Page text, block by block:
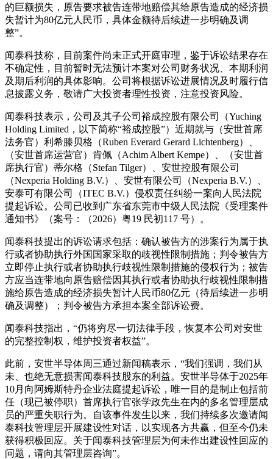
的巨额损失，原告要求被告连带地赔偿其给原告造成的经济损
失暂计为80亿元人民币，具体金额待后续进一步明确及调
整”。
闻泰科技称，目前案件尚未正式开庭审理，鉴于诉讼结果存在
不确定性，目前暂时无法预计本案对公司财务状况、本期利润
及期后利润的具体影响。公司将根据诉讼进展情况及时履行信
息披露义务，敬请广大投资者理性投资，注意投资风险。
闻泰科技表示，公司及其子公司裕成控股有限公司（Yuching
Holding Limited，以下简称“裕成控股”）近期就与（安世首席
法务官）利希滕贝格（Ruben Everard Gerard Lichtenberg）、
（安世首席运营官）肯佩（Achim Albert Kempe）、（安世首
席执行官）蒂尔格（Stefan Tilger）、安世控股有限公司
（Nexperia Holding B.V.）、安世有限公司（Nexperia B.V.）、
安泰可有限公司（ITEC B.V.）侵权责任纠纷一案向人民法院
提起诉讼。公司已收到广东省东莞市中级人民法院《受理案件
通知书》（案号：（2026）粤19 民初117 号）。
闻泰科技提出的诉讼请求包括：确认被告方的涉案行为属于执
行或者协助执行外国国家采取的歧视性限制措施；判令被告方
立即停止执行或者协助执行歧视性限制措施的侵权行为；被告
方应当连带地向原告赔偿因其执行或者协助执行歧视性限制措
施给原告造成的经济损失暂计人民币80亿元（待后续进一步明
确及调整）；判令被告方承担本案全部诉讼费。
闻泰科技指出，“仍将穷尽一切法律手段，恢复本公司对安世
的完整控制权，维护投资者权益”。
此前，安世半导体周三通过新闻稿表示，“我们强调，我们从
未、也绝无意损害闻泰科技股东的利益。安世半导体于2025年
10月向阿姆斯特丹企业法庭提起诉讼，唯一目的是制止包括前
任（现已被停职）首席执行官张学政先生在内的多名管理层成
员的严重失职行为。自该事件发生以来，我们持续多次邀请闻
泰科技管理层开展建设性对话，以实现各方共赢，但至今仍未
获得积极回应。关于闻泰科技管理层为何未作出建设性回应的
问题，请向其管理层咨询”。